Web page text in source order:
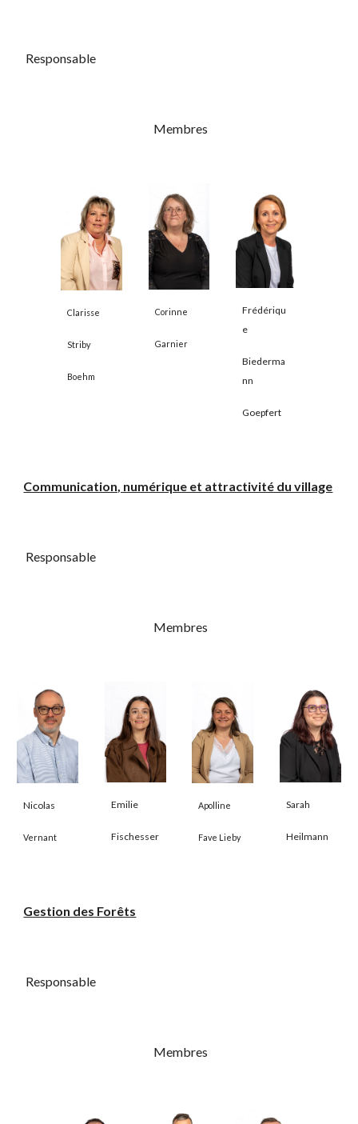
Responsable
Membres
Clarisse
Striby
Boehm
Corinne
Garnier
Frédériqu
e
Biederma
nn
Goepfert
Communication, numérique et attractivité du village
Responsable
Membres
Nicolas
Vernant
Emilie
Fischesser
Apolline
Fave Lieby
Sarah
Heilmann
Gestion des Forêts
Responsable
Membres